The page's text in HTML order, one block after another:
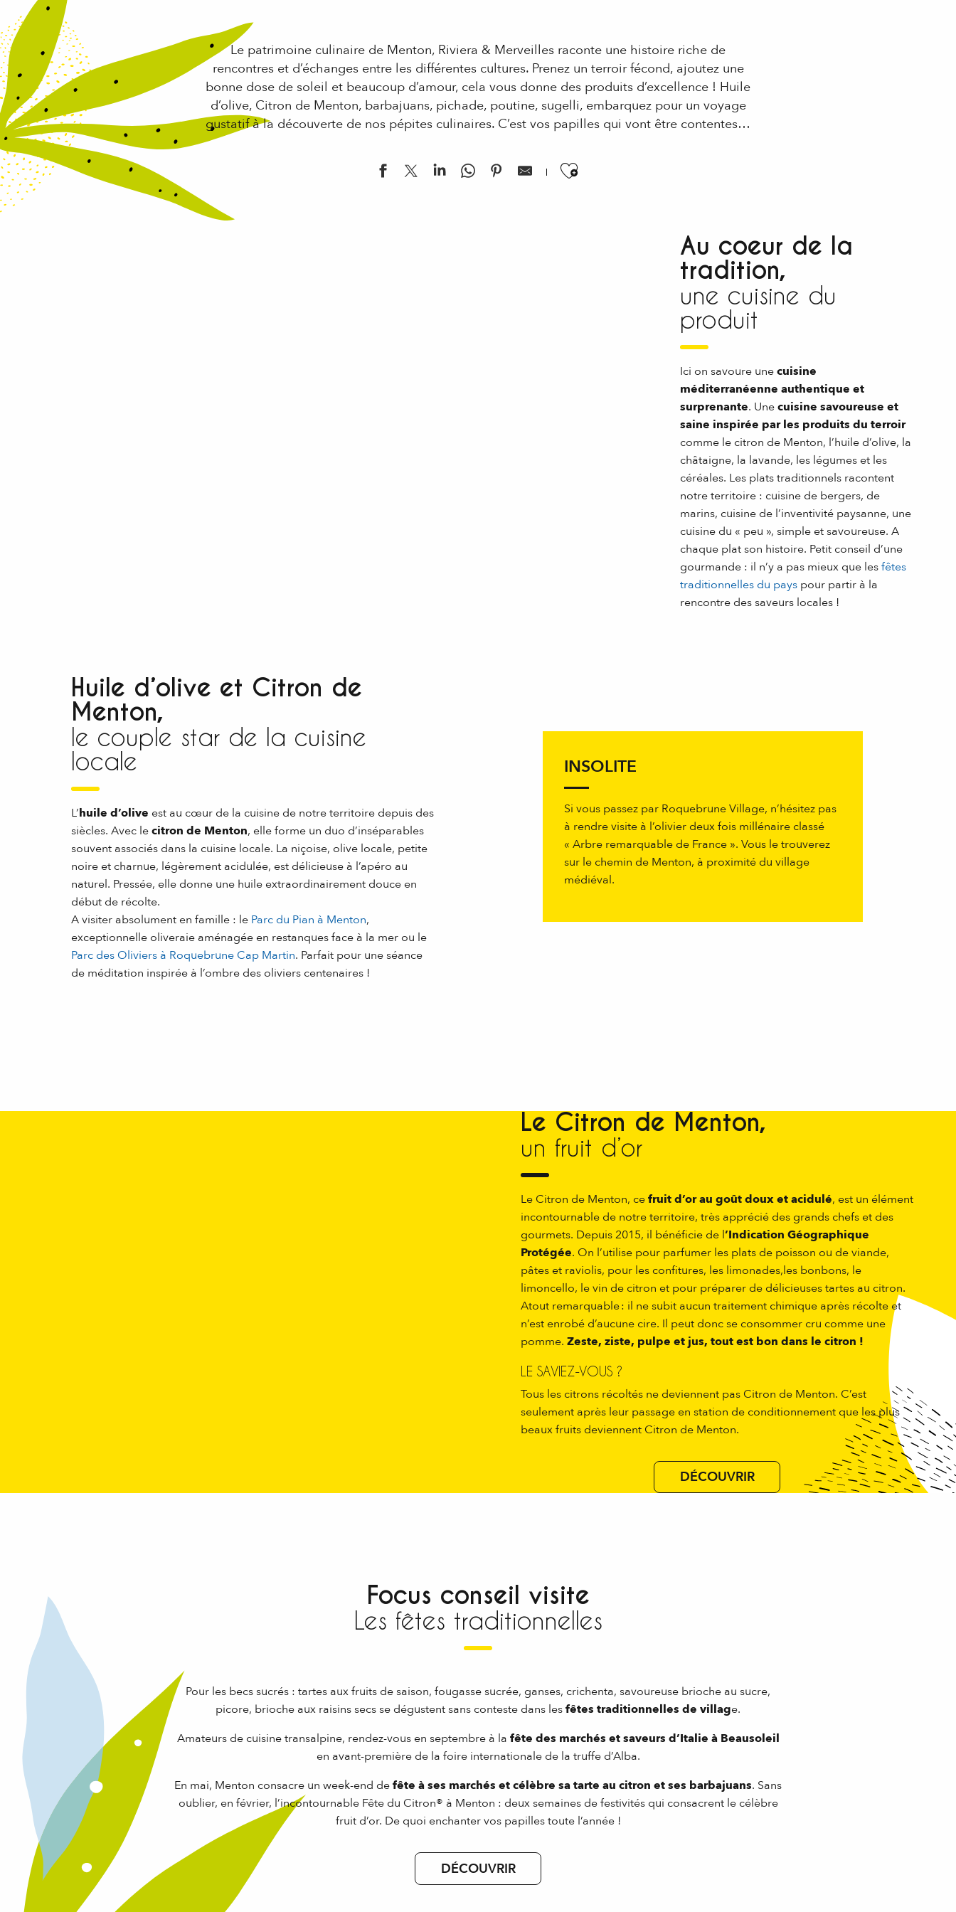
Le patrimoine culinaire de Menton, Riviera & Merveilles raconte une histoire riche de
rencontres et d’échanges entre les différentes cultures. Prenez un terroir fécond, ajoutez une
bonne dose de soleil et beaucoup d’amour, cela vous donne des produits d’excellence ! Huile
d’olive, Citron de Menton, barbajuans, pichade, poutine, sugelli, embarquez pour un voyage
gustatif à la découverte de nos pépites culinaires. C’est vos papilles qui vont être contentes…
Ajouter aux favoris
Au coeur de la
tradition,
une cuisine du
produit
Ici on savoure unecuisine
méditerranéenne authentique et
surprenante. Unecuisine savoureuse et
saine inspirée par les produits du terroir
comme le citron de Menton, l’huile d’olive, la
châtaigne, la lavande, les légumes et les
céréales. Les plats traditionnels racontent
notre territoire : cuisine de bergers, de
marins, cuisine de l’inventivité paysanne, une
cuisine du « peu », simple et savoureuse. A
chaque plat son histoire. Petit conseil d’une
gourmande : il n’y a pas mieux que lesfêtes
traditionnelles du pays pour partir à la
rencontre des saveurs locales !
Huile d’olive et Citron de
Menton,
le couple star de la cuisine
locale
L’huile d’olive est au cœur de la cuisine de notre territoire depuis des
siècles. Avec lecitron de Menton, elle forme un duo d’inséparables
souvent associés dans la cuisine locale. La niçoise, olive locale, petite
noire et charnue, légèrement acidulée, est délicieuse à l’apéro au
naturel. Pressée, elle donne une huile extraordinairement douce en
début de récolte.
A visiter absolument en famille : le Parc du Pian à Menton,
exceptionnelle oliveraie aménagée en restanques face à la mer ou le
Parc des Oliviers à Roquebrune Cap Martin. Parfait pour une séance
de méditation inspirée à l’ombre des oliviers centenaires !
INSOLITE
Si vous passez par Roquebrune Village, n’hésitez pas
à rendre visite à l’olivier deux fois millénaire classé
« Arbre remarquable de France ». Vous le trouverez
sur le chemin de Menton, à proximité du village
médiéval.
Le Citron de Menton,
un fruit d’or
Le Citron de Menton, cefruit d’or au goût doux et acidulé, est un élément
incontournable de notre territoire, très apprécié des grands chefs et des
gourmets. Depuis 2015, il bénéficie de l’Indication Géographique
Protégée. On l’utilise pour parfumer les plats de poisson ou de viande,
pâtes et raviolis, pour les confitures, les limonades,les bonbons, le
limoncello, le vin de citron et pour préparer de délicieuses tartes au citron.
Atout remarquable : il ne subit aucun traitement chimique après récolte et
n’est enrobé d’aucune cire. Il peut donc se consommer cru comme une
pomme. Zeste, ziste, pulpe et jus, tout est bon dans le citron !
LE SAVIEZ-VOUS ?
Tous les citrons récoltés ne deviennent pas Citron de Menton. C’est
seulement après leur passage en station de conditionnement que les plus
beaux fruits deviennent Citron de Menton.
DÉCOUVRIR
Focus conseil visite
Les fêtes traditionnelles
Pour les becs sucrés : tartes aux fruits de saison, fougasse sucrée, ganses, crichenta, savoureuse brioche au sucre,
picore, brioche aux raisins secs se dégustent sans conteste dans lesfêtes traditionnelles de village.
Amateurs de cuisine transalpine, rendez-vous en septembre à la fête des marchés et saveurs d’Italie à Beausoleil
en avant-première de la foire internationale de la truffe d’Alba.
En mai, Menton consacre un week-end defête à ses marchés et célèbre sa tarte au citron et ses barbajuans. Sans
oublier, en février, l’incontournable Fête du Citron® à Menton : deux semaines de festivités qui consacrent le célèbre
fruit d’or. De quoi enchanter vos papilles toute l’année !
DÉCOUVRIR